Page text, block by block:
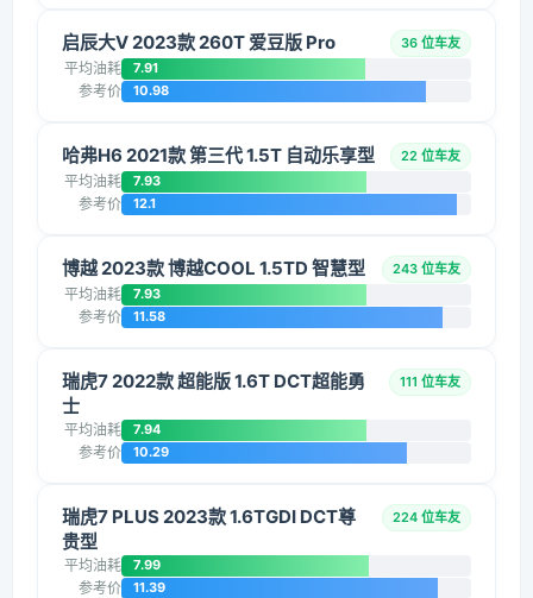
启辰大V 2023款 260T 爱豆版 Pro 36 位车友
平均油耗 7.91
参考价 10.98
哈弗H6 2021款 第三代 1.5T 自动乐享型 22 位车友
平均油耗 7.93
参考价 12.1
博越 2023款 博越COOL 1.5TD 智慧型 243 位车友
平均油耗 7.93
参考价 11.58
瑞虎7 2022款 超能版 1.6T DCT超能勇
士
111 位车友
平均油耗 7.94
参考价 10.29
瑞虎7 PLUS 2023款 1.6TGDI DCT尊
贵型
224 位车友
平均油耗 7.99
参考价 11.39